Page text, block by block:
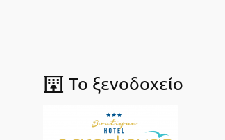
To ξενοδοχείο